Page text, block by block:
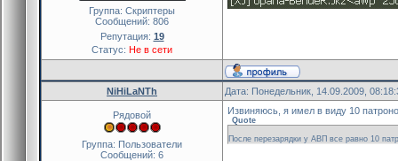
Группа: Скриптеры
Сообщений: 806
Репутация: 19
Статус: Не в сети
NiHiLaNTh Дата: Понедельник, 14.09.2009,
Рядовой
Группа: Пользователи
Сообщений: 6
Извиняюсь, я имел в виду 10
Quote
После перезарядки у АВП все равно 10